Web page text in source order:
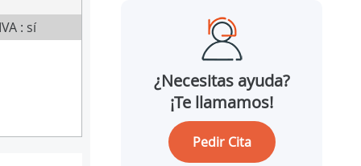
: sí
¿Necesitas ayuda?
¡Te llamamos!
Pedir Cita